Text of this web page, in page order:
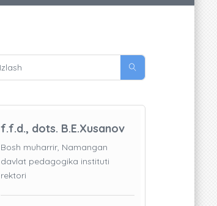
f.f.d., dots. B.E.Xusanov
Bosh muharrir, Namangan
davlat pedagogika instituti
rektori